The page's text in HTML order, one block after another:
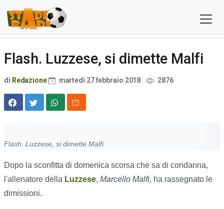
Flash. Luzzese, si dimette Malfi
di Redazione martedì 27 febbraio 2018 2876
Flash. Luzzese, si dimette Malfi
Dopo la sconfitta di domenica scorsa che sa di condanna,
l'allenatore della Luzzese​​​​​​, Marcello Malfi, ha rassegnato le
dimissioni.